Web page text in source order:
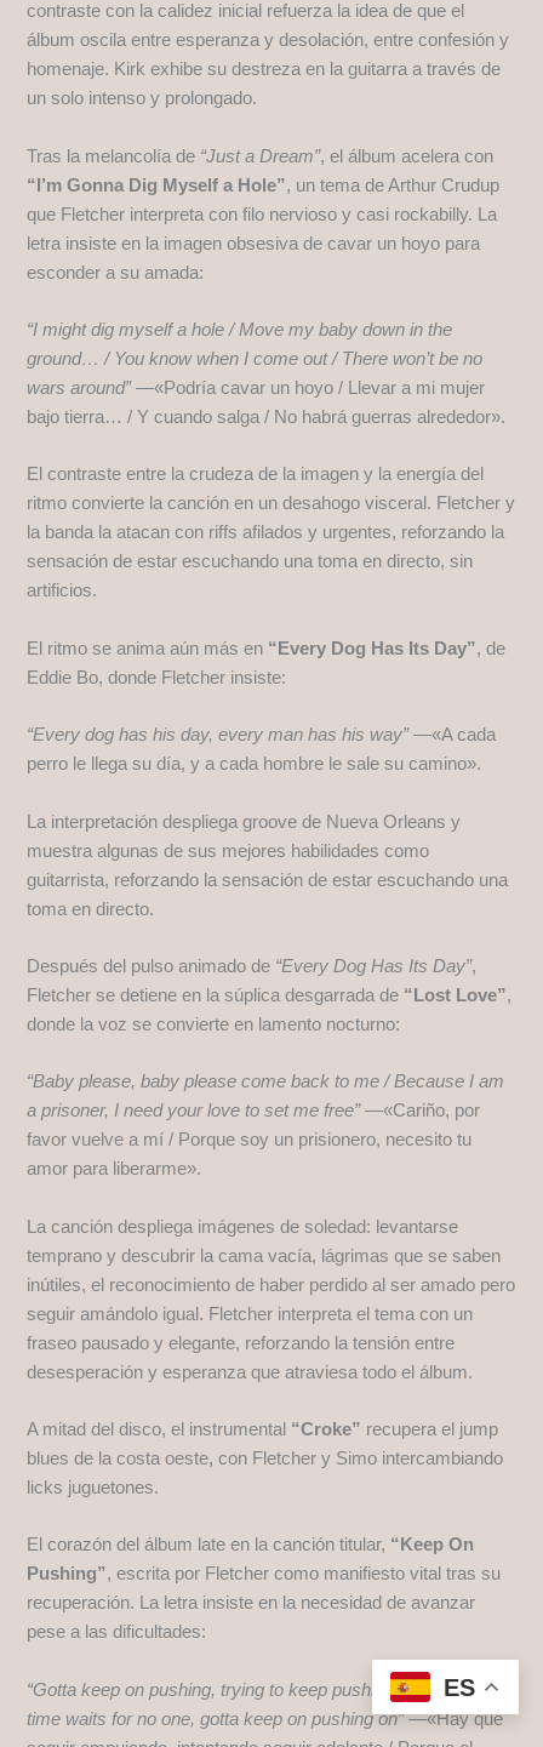
contraste con la calidez inicial refuerza la idea de que el
álbum oscila entre esperanza y desolación, entre confesión y
homenaje. Kirk exhibe su destreza en la guitarra a través de
un solo intenso y prolongado.
Tras la melancolía de “Just a Dream”, el álbum acelera con
“I’m Gonna Dig Myself a Hole”, un tema de Arthur Crudup
que Fletcher interpreta con filo nervioso y casi rockabilly. La
letra insiste en la imagen obsesiva de cavar un hoyo para
esconder a su amada:
“I might dig myself a hole / Move my baby down in the
ground… / You know when I come out / There won’t be no
wars around”—«Podría cavar un hoyo / Llevar a mi mujer
bajo tierra… / Y cuando salga / No habrá guerras alrededor».
El contraste entre la crudeza de la imagen y la energía del
ritmo convierte la canción en un desahogo visceral. Fletcher y
la banda la atacan con riffs afilados y urgentes, reforzando la
sensación de estar escuchando una toma en directo, sin
artificios.
El ritmo se anima aún más en “Every Dog Has Its Day”, de
Eddie Bo, donde Fletcher insiste:
“Every dog has his day, every man has his way”—«A cada
perro le llega su día, y a cada hombre le sale su camino».
La interpretación despliega groove de Nueva Orleans y
muestra algunas de sus mejores habilidades como
guitarrista, reforzando la sensación de estar escuchando una
toma en directo.
Después del pulso animado de “Every Dog Has Its Day”,
Fletcher se detiene en la súplica desgarrada de “Lost Love”,
donde la voz se convierte en lamento nocturno:
“Baby please, baby please come back to me / Because I am
a prisoner, I need your love to set me free”—«Cariño, por
favor vuelve a mí / Porque soy un prisionero, necesito tu
amor para liberarme».
La canción despliega imágenes de soledad: levantarse
temprano y descubrir la cama vacía, lágrimas que se saben
inútiles, el reconocimiento de haber perdido al ser amado pero
seguir amándolo igual. Fletcher interpreta el tema con un
fraseo pausado y elegante, reforzando la tensión entre
desesperación y esperanza que atraviesa todo el álbum.
A mitad del disco, el instrumental “Croke” recupera el jump
blues de la costa oeste, con Fletcher y Simo intercambiando
licks juguetones.
El corazón del álbum late en la canción titular, “Keep On
Pushing”, escrita por Fletcher como manifiesto vital tras su
recuperación. La letra insiste en la necesidad de avanzar
pese a las dificultades:
“Gotta keep on pushing, trying to keep pushing / Because
time waits for no one, gotta keep on pushing on”—«Hay que
ES